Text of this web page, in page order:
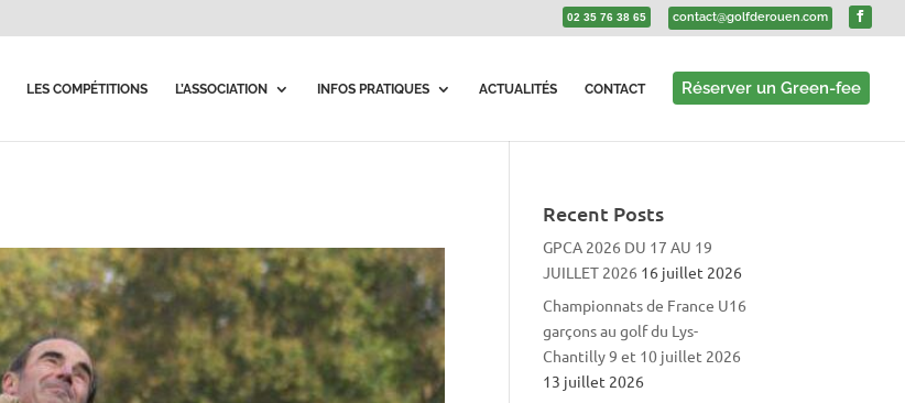
02 35 76 38 65 contact@golfderouen.com
LES COMPÉTITIONS L’ASSOCIATION INFOS PRATIQUES ACTUALITÉS CONTACT Réserver un Green-fee
Recent Posts
GPCA 2026 DU 17 AU 19
JUILLET 2026 16 juillet 2026
Championnats de France U16
garçons au golf du Lys-
Chantilly 9 et 10 juillet 2026
13 juillet 2026